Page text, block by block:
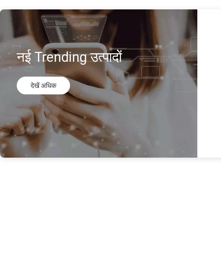
नई Trending उत्पादों
देखें अधिक